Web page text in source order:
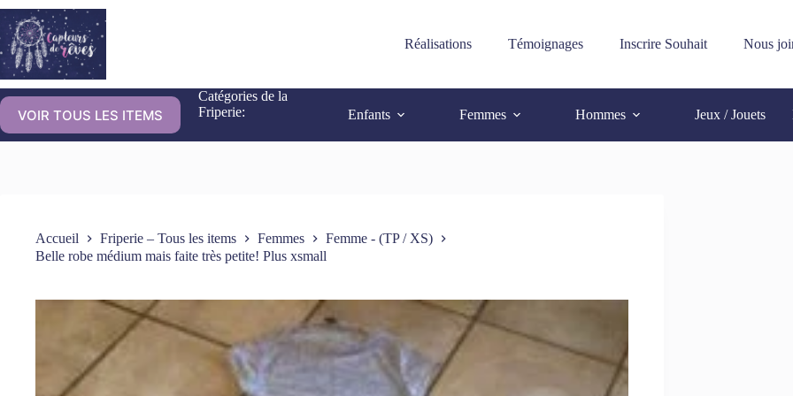
Réalisations Témoignages Inscrire Souhait Nous
VOIR TOUS LES ITEMS
Catégories de la
Friperie:
Enfants Femmes Hommes Jeux / Jouets
Accueil Friperie – Tous les items Femmes
Femme - (TP / XS)
Belle robe médium mais faite très petite! Plus xsmall